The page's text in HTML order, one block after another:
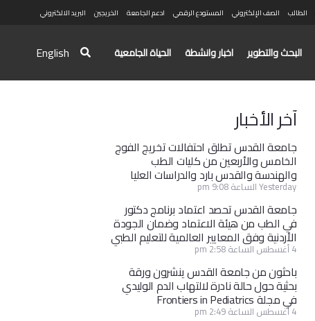
الطالب الصف الإلكتروني المستودع الرقمي ادعم الجامعة الخريجين البريد الالكتروني
البحث والتطوير اخبار وانشطة الحياة الجامعية English
آخر الأخبار
جامعة القدس تطلق احتفالات تخريج الفوج
الخامس والأربعين من كليات الطب
والهندسة والقدس بارد والدراسات العليا
Yesterday الساعة 9:08 pm
جامعة القدس تحصد اعتماد برنامج دكتور
في الطب من هيئة الاعتماد وضمان الجودة
الأردنية وفق المعايير العالمية للتعليم الطبي
4 أغسطس الساعة 2:58 pm
باحثون من جامعة القدس ينشرون ورقة
بحثية حول حالة نادرة لالتهاب الدم الوليدي
في مجلة Frontiers in Pediatrics
4 أغسطس الساعة 2:49 pm